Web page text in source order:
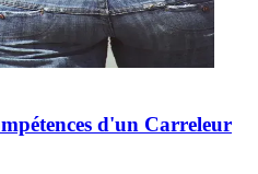
d'un Carreleur